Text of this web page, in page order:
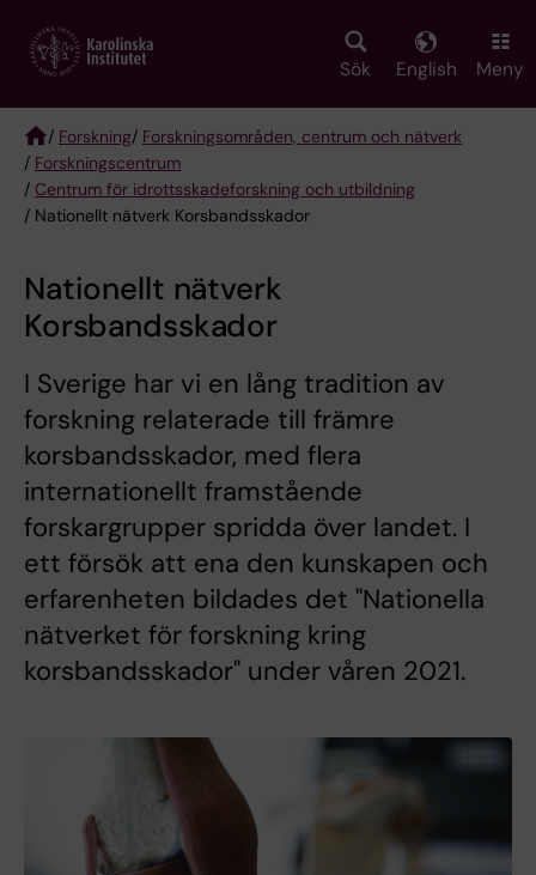
main
Sök English Meny
Breadcrumb
/ Forskning/ Forskningsområden, centrum och nätverk
/ Forskningscentrum
/ Centrum för idrottsskadeforskning och utbildning
/ Nationellt nätverk Korsbandsskador
Nationellt nätverk
Korsbandsskador
I Sverige har vi en lång tradition av
forskning relaterade till främre
korsbandsskador, med flera
internationellt framstående
forskargrupper spridda över landet. I
ett försök att ena den kunskapen och
erfarenheten bildades det "Nationella
nätverket för forskning kring
korsbandsskador" under våren 2021.